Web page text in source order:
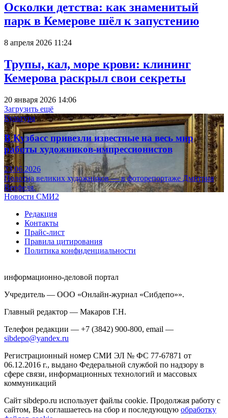
Осколки детства: как знаменитый
парк в Кемерове шёл к запустению
8 апреля 2026 11:24
Трупы, кал, море крови: клининг
Кемерова раскрыл свои секреты
20 января 2026 14:06
Загрузить ещё
Культура
В Кузбасс привезли известные на весь мир
работы художников-импрессионистов
23.06.2026
Полотна великих художников — в фоторепортаже Дмитрия
Верфеля.
Новости СМИ2
Редакция
Контакты
Прайс-лист
Правила цитирования
Политика конфиденциальности
информационно-деловой портал
Учредитель — ООО «Онлайн-журнал «Сибдепо»».
Главный редактор — Макаров Г.Н.
Телефон редакции — +7 (3842) 900-800, email —
sibdepo@yandex.ru
Регистрационный номер СМИ ЭЛ № ФС 77-67871 от
06.12.2016 г., выдано Федеральной службой по надзору в
сфере связи, информационных технологий и массовых
коммуникаций
Сайт sibdepo.ru использует файлы cookie. Продолжая работу с
сайтом, Вы соглашаетесь на сбор и последующую обработку